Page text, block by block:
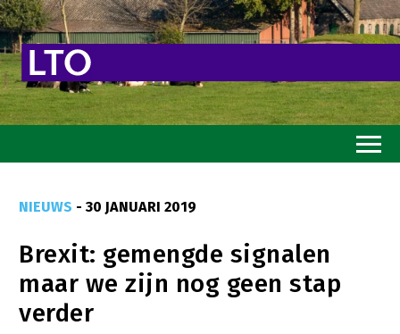
Goed eten
Mooi groen
Sterk ondernemerschap
NIEUWS - 30 JANUARI 2019
Brexit: gemengde signalen
maar we zijn nog geen stap
verder